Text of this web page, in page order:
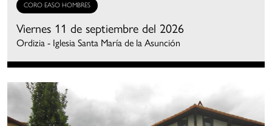
CORO EASO HOMBRES
Viernes 11 de septiembre del 2026
Ordizia - Iglesia Santa María de la Asunción